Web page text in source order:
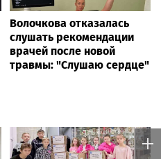
Волочкова отказалась
слушать рекомендации
врачей после новой
травмы: "Слушаю сердце"